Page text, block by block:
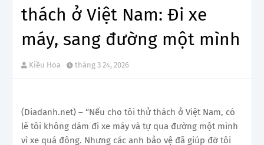
thách ở Việt Nam: Đi xe
máy, sang đường một mình
Kiều Hoa tháng 3 24, 2026
(Diadanh.net) – “Nếu cho tôi thử thách ở Việt Nam, có
lẽ tôi không dám đi xe máy và tự qua đường một mình
vì xe quá đông. Nhưng các anh bảo vệ đã giúp đỡ tôi